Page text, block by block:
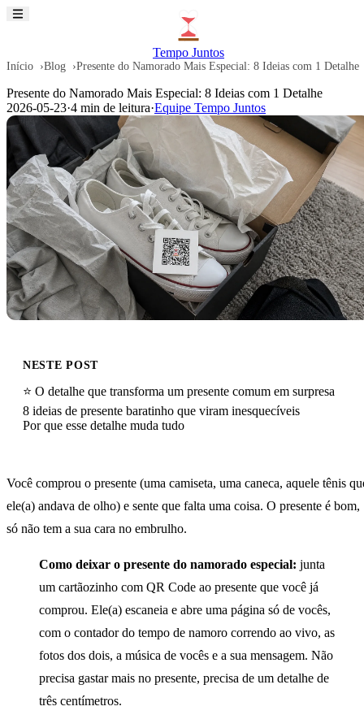
Tempo Juntos
Início Blog Presente do Namorado Mais Especial: 8 Ideias com 1 Detalhe
Presente do Namorado Mais Especial: 8 Ideias com 1 Detalhe
2026-05-23·4 min de leitura·Equipe Tempo Juntos
NESTE POST
⭐ O detalhe que transforma um presente comum em surpresa
8 ideias de presente baratinho que viram inesquecíveis
Por que esse detalhe muda tudo
Você comprou o presente (uma camiseta, uma caneca, aquele tênis
ele(a) andava de olho) e sente que falta uma coisa. O presente é bom,
só não tem a sua cara no embrulho.
Como deixar o presente do namorado especial: junta
um cartãozinho com QR Code ao presente que você já
comprou. Ele(a) escaneia e abre uma página só de vocês,
com o contador do tempo de namoro correndo ao vivo, as
fotos dos dois, a música de vocês e a sua mensagem. Não
precisa gastar mais no presente, precisa de um detalhe de
três centímetros.